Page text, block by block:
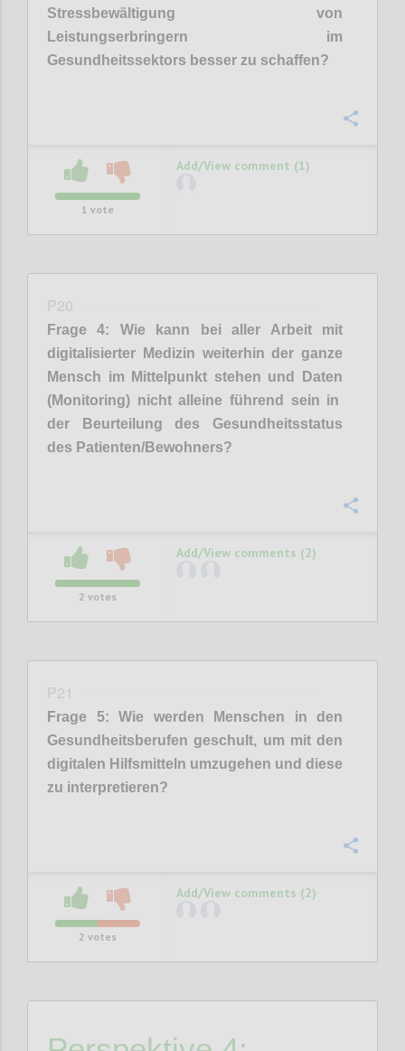
Stressbewältigung von
Leistungserbringern im
Gesundheitssektors besser zu schaffen?
1 vote
Add/View comment (1)
P20
Frage 4: Wie kann
bei aller Arbeit mit
digital isierter Medizin weiterhinder ganze
Mensch im Mittelpunkt stehen und
Daten
(Monitoring) nichtalleineführend sein in
der Beurteilung des Gesundheitsstatus
des Patienten/Bewohners?
2 votes
Add/View comments (2)
P21
Frage 5: Wie werden Menschen in den
Gesundheitsberufen geschult, um mit den
digitalen Hilfsmitteln umzugehen und diese
zu interpretieren?
2 votes
Add/View comments (2)